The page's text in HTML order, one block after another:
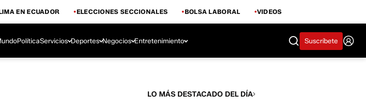
EN ECUADOR ELECCIONES SECCIONALES BOLSA LABORAL VIDEOS
PolíticaServicios Deportes Negocios Entretenimiento Suscríbete
LO MÁS DESTACADO DEL DÍA